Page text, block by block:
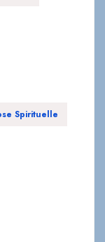
Spirituelle